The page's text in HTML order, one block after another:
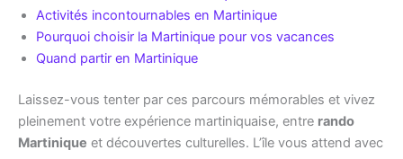
Activités incontournables en Martinique
Pourquoi choisir la Martinique pour vos vacances
Quand partir en Martinique
Laissez-vous tenter par ces parcours mémorables et vivez
pleinement votre expérience martiniquaise, entre rando
Martinique et découvertes culturelles. L’île vous attend avec